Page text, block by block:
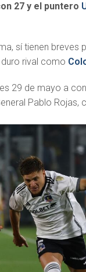
27 y el puntero
sí tienen breves
rival como
29 de mayo a
Pablo Rojas,